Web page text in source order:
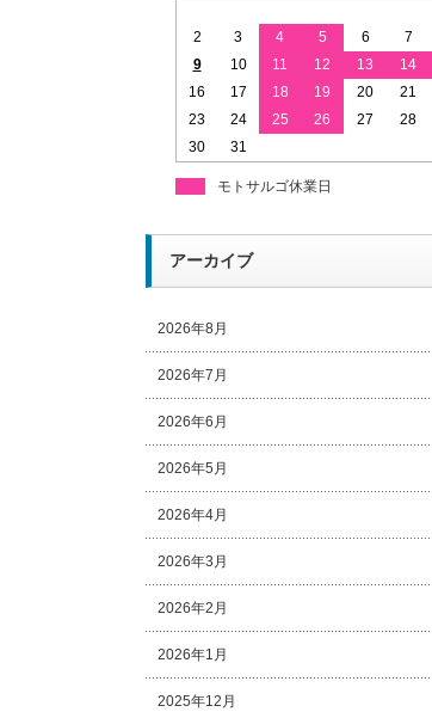
2
3 4 5 6 7
9
10 11 12 13 14
16
17 18 19 20 21
23
24 25 26 27 28
30
31
モトサルゴ休業日
アーカイブ
2026年8月
2026年7月
2026年6月
2026年5月
2026年4月
2026年3月
2026年2月
2026年1月
2025年12月